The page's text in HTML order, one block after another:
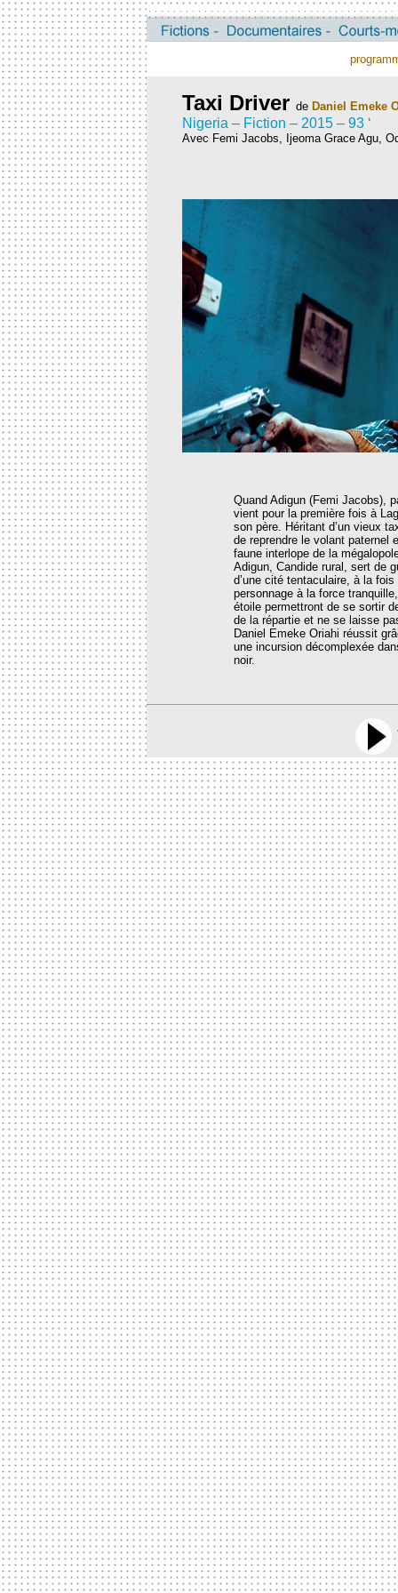
Taxi Driver de Daniel Emeke
Nigeria – Fiction – 2015 – 93 ‘
Avec Femi Jacobs, Ijeoma Grace Agu,
Quand Adigun (Femi Jacobs),
vient pour la première fois à
son père. Héritant d’un vieux
de reprendre le volant paternel
faune interlope de la
Adigun, Candide rural, sert de
d’une cité tentaculaire, à la
personnage à la force
étoile permettront de se sortir
de la répartie et ne se laisse
Daniel Emeke Oriahi réussit
une incursion décomplexée
noir.